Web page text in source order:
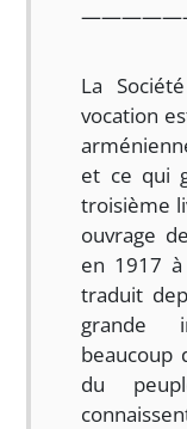
La
vocation
et ce qui
troisième
ouvrage
en 1917
traduit
grande
beaucoup
du